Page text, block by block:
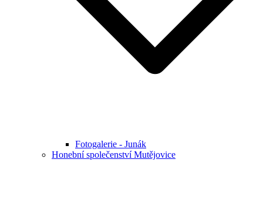
Fotogalerie - Junák
Honební společenství Mutějovice